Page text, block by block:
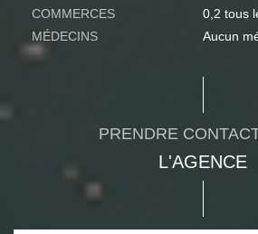
COMMERCES
0,2 tous
MÉDECINS
Aucun
PRENDRE
L'AGENCE